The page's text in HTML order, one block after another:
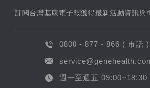
0800 - 877 - 866 ( 市話 )
週一至週五 09:00~18:30
訂閱台灣基康電子報獲得最新活動資訊與